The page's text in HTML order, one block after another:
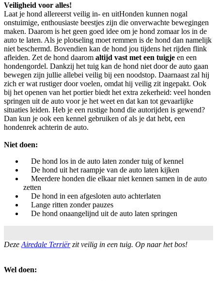
Veiligheid voor alles!
Laat je hond allereerst veilig in- en uitHonden kunnen nogal
onstuimige, enthousiaste beestjes zijn die onverwachte bewegingen
maken. Daarom is het geen goed idee om je hond zomaar los in de
auto te laten. Als je plotseling moet remmen is de hond dan namelijk
niet beschermd. Bovendien kan de hond jou tijdens het rijden flink
afleiden. Zet de hond daarom altijd vast met een tuigje en een
hondengordel. Dankzij het tuig kan de hond niet door de auto gaan
bewegen zijn jullie allebei veilig bij een noodstop. Daarnaast zal hij
zich er wat rustiger door voelen, omdat hij veilig zit ingepakt. Ook
bij het openen van het portier biedt het extra zekerheid: veel honden
springen uit de auto voor je het weet en dat kan tot gevaarlijke
situaties leiden. Heb je een rustige hond die autorijden is gewend?
Dan kun je ook een kennel gebruiken of als je dat hebt, een
hondenrek achterin de auto.
Niet doen:
De hond los in de auto laten zonder tuig of kennel
De hond uit het raampje van de auto laten kijken
Meerdere honden die elkaar niet kennen samen in de auto
zetten
De hond in een afgesloten auto achterlaten
Lange ritten zonder pauzes
De hond onaangelijnd uit de auto laten springen
Deze Airedale Terriërzit veilig in een tuig. Op naar het bos!
Wel doen: